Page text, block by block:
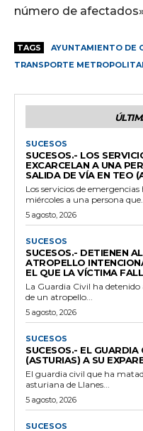
número de
TAGS AYUNTAMIENTO DE
TRANSPORTE
SUCESOS
SUCESOS.- LOS
EXCARCELAN A UNA
SALIDA DE VÍA EN TEO
Los servicios de
miércoles a una persona que...
5 agosto, 2026
SUCESOS
SUCESOS.- DETIENEN
ATROPELLO
EL QUE LA VÍCTIMA
La Guardia Civil ha
de un atropello...
5 agosto, 2026
SUCESOS
SUCESOS.- EL GUARDIA
(ASTURIAS) A SU
El guardia civil que ha
asturiana de Llanes...
5 agosto, 2026
SUCESOS